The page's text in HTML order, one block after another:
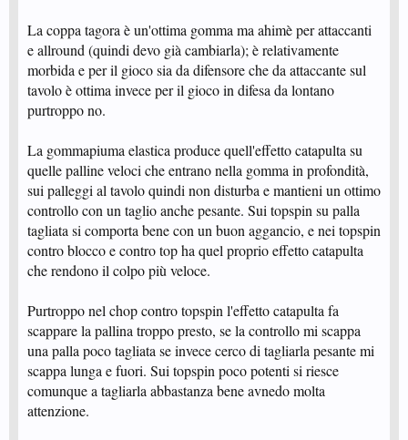
La coppa tagora è un'ottima gomma ma ahimè per attaccanti
e allround (quindi devo già cambiarla); è relativamente
morbida e per il gioco sia da difensore che da attaccante sul
tavolo è ottima invece per il gioco in difesa da lontano
purtroppo no.
La gommapiuma elastica produce quell'effetto catapulta su
quelle palline veloci che entrano nella gomma in profondità,
sui palleggi al tavolo quindi non disturba e mantieni un ottimo
controllo con un taglio anche pesante. Sui topspin su palla
tagliata si comporta bene con un buon aggancio, e nei topspin
contro blocco e contro top ha quel proprio effetto catapulta
che rendono il colpo più veloce.
Purtroppo nel chop contro topspin l'effetto catapulta fa
scappare la pallina troppo presto, se la controllo mi scappa
una palla poco tagliata se invece cerco di tagliarla pesante mi
scappa lunga e fuori. Sui topspin poco potenti si riesce
comunque a tagliarla abbastanza bene avnedo molta
attenzione.